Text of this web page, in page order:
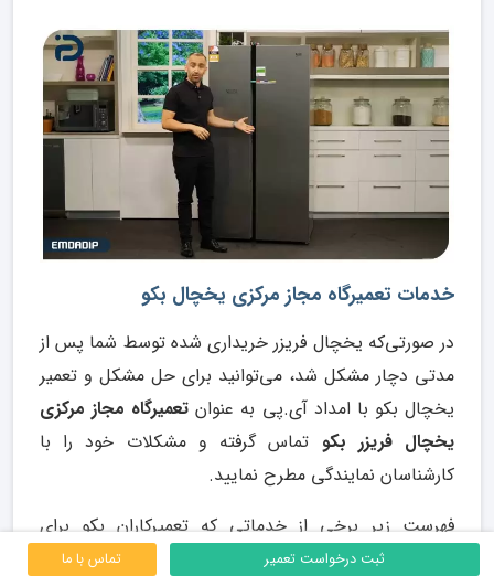
ثبت درخواست تعمیر تماس با ما
خدمات تعمیرگاه مجاز مرکزی یخچال بکو
در صورتی‌که یخچال فریزر خریداری شده‌ توسط شما پس از
مدتی دچار مشکل شد، می‌توانید برای حل مشکل و تعمیر
یخچال بکو با امداد آی.پی به عنوان تعمیرگاه مجاز مرکزی
یخچال فریزر بکو تماس گرفته و مشکلات خود را با
کارشناسان نمایندگی مطرح نمایید.
فهرست زیر برخی از خدماتی که تعمیرکاران بکو برای
تعمیرات یخچال بکو، ارائه می‌دهند را شامل می‌شود: